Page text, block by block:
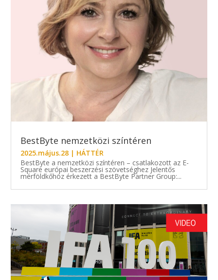
BestByte nemzetközi színtéren
2025.május.28 | HÁTTÉR
BestByte a nemzetközi színtéren – csatlakozott az E-
Square európai beszerzési szövetséghez Jelentős
mérföldkőhöz érkezett a BestByte Partner Group:...